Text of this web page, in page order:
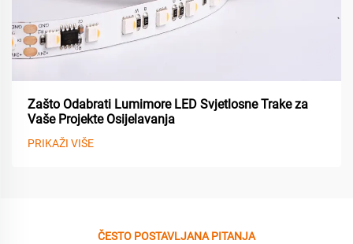
Zašto Odabrati Lumimore LED Svjetlosne Trake za
Vaše Projekte Osijelavanja
PRIKAŽI VIŠE
ČESTO POSTAVLJANA PITANJA